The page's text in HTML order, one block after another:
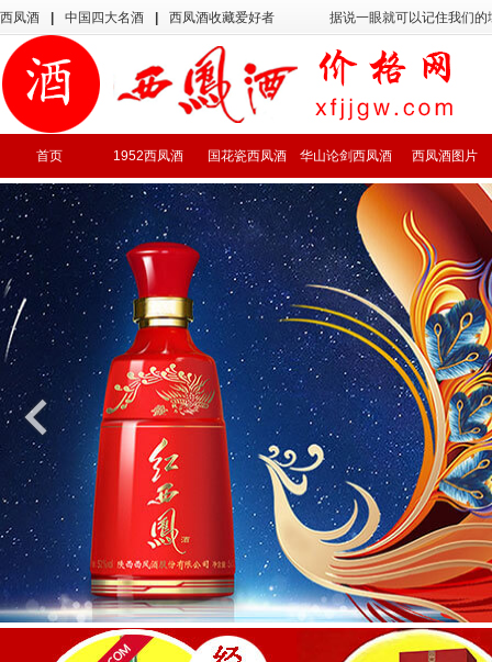
西凤酒 中国四大名酒 西凤酒收藏爱好者 据说一眼就可以记住我们
首页 1952西凤酒 国花瓷西凤酒 华山论剑西凤酒 西凤酒图片